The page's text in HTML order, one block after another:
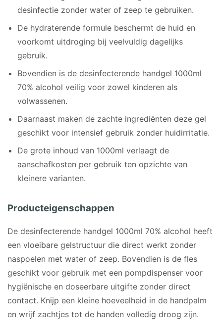
desinfectie zonder water of zeep te gebruiken.
De hydraterende formule beschermt de huid en
voorkomt uitdroging bij veelvuldig dagelijks
gebruik.
Bovendien is de desinfecterende handgel 1000ml
70% alcohol veilig voor zowel kinderen als
volwassenen.
Daarnaast maken de zachte ingrediënten deze gel
geschikt voor intensief gebruik zonder huidirritatie.
De grote inhoud van 1000ml verlaagt de
aanschafkosten per gebruik ten opzichte van
kleinere varianten.
Producteigenschappen
De desinfecterende handgel 1000ml 70% alcohol heeft
een vloeibare gelstructuur die direct werkt zonder
naspoelen met water of zeep. Bovendien is de fles
geschikt voor gebruik met een pompdispenser voor
hygiënische en doseerbare uitgifte zonder direct
contact. Knijp een kleine hoeveelheid in de handpalm
en wrijf zachtjes tot de handen volledig droog zijn.